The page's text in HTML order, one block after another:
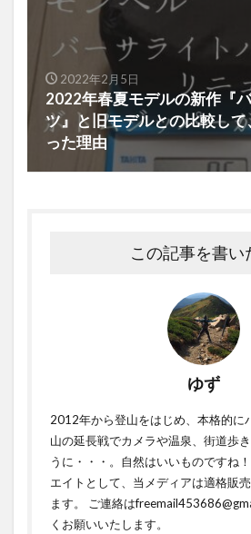
2022年2月5日
2022年春夏モデルの新作『
ツ』と旧モデルとの比較し
った理由
この記事を書い
ゆず
2012年から登山をはじめ、本格的に
山の延長戦でカメラや温泉、街道歩
うに・・・。自然はいいものですね
エイトとして、当メディアは適格販
ます。 ご連絡は
くお願いいたします。